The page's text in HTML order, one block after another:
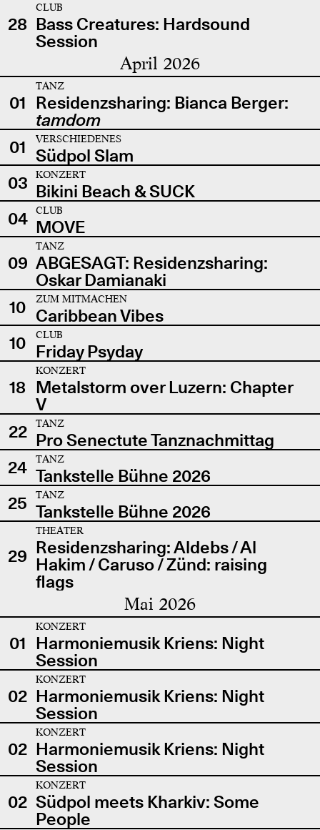
28
CLUB
Bass Creatures: Hardsound
Session
April 2026
01
TANZ
Residenzsharing: Bianca Berger:
tamdom
01
VERSCHIEDENES
Südpol Slam
03
KONZERT
Bikini Beach & SUCK
04
CLUB
MOVE
09
TANZ
ABGESAGT: Residenzsharing:
Oskar Damianaki
10
ZUM MITMACHEN
Caribbean Vibes
10
CLUB
Friday Psyday
18
KONZERT
Metalstorm over Luzern: Chapter
V
22
TANZ
Pro Senectute Tanznachmittag
24
TANZ
Tankstelle Bühne 2026
25
TANZ
Tankstelle Bühne 2026
29
THEATER
Residenzsharing: Aldebs / Al
Hakim / Caruso / Zünd: raising
flags
Mai 2026
01
KONZERT
Harmoniemusik Kriens: Night
Session
02
KONZERT
Harmoniemusik Kriens: Night
Session
02
KONZERT
Harmoniemusik Kriens: Night
Session
02
KONZERT
Südpol meets Kharkiv: Some
People